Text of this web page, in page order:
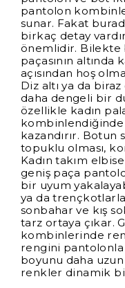
pantolon
sunar. Fakat
birkaç detay
önemlidir. Bilekte
paçasının
açısından hoş
Diz altı ya da
daha dengeli bir
özellikle kadın
kazandırır. Botun
topuklu olması,
Kadın takım
geniş paça
bir uyum
ya da
sonbahar ve kış
tarz ortaya çıkar.
kombinlerinde
rengini
boyunu daha
renkler dinamik